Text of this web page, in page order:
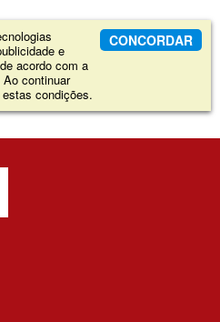
e
acordo com a
Ao continuar
condições.
CONCORDAR